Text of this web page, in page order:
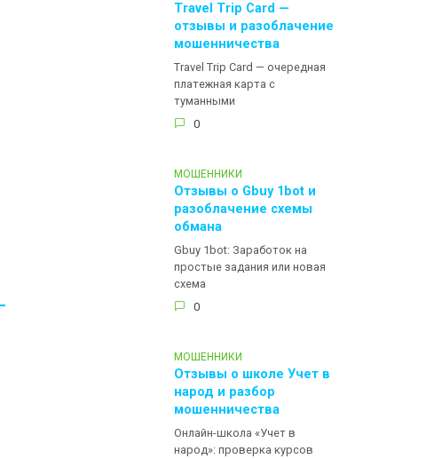
Travel Trip Card —
отзывы и разоблачение
мошенничества
Travel Trip Card — очередная
платежная карта с
туманными
0
МОШЕННИКИ
Отзывы о Gbuy 1bot и
разоблачение схемы
обмана
Gbuy 1bot: Заработок на
простые задания или новая
схема
0
МОШЕННИКИ
Отзывы о школе Учет в
народ и разбор
мошенничества
Онлайн-школа «Учет в
народ»: проверка курсов